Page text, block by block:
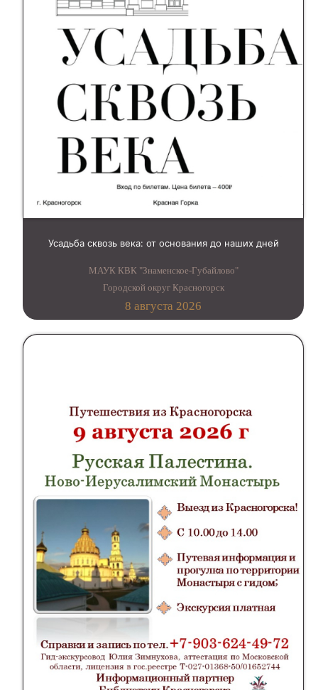
Усадьба сквозь века: от основания до наших дней
МАУК КВК "Знаменское-Губайлово"
Городской округ Красногорск
8 августа 2026